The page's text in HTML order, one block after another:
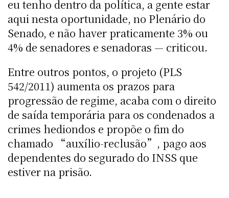
eu tenho dentro da política, a gente estar
aqui nesta oportunidade, no Plenário do
Senado, e não haver praticamente 3% ou
4% de senadores e senadoras — criticou.
Entre outros pontos, o projeto (PLS
542/2011) aumenta os prazos para
progressão de regime, acaba com o direito
de saída temporária para os condenados a
crimes hediondos e propõe o fim do
chamado “auxílio-reclusão”, pago aos
dependentes do segurado do INSS que
estiver na prisão.